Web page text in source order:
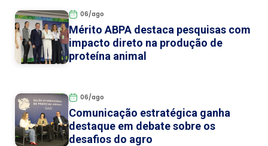
06/ago
Mérito ABPA destaca pesquisas com
impacto direto na produção de
proteína animal
06/ago
Comunicação estratégica ganha
destaque em debate sobre os
desafios do agro